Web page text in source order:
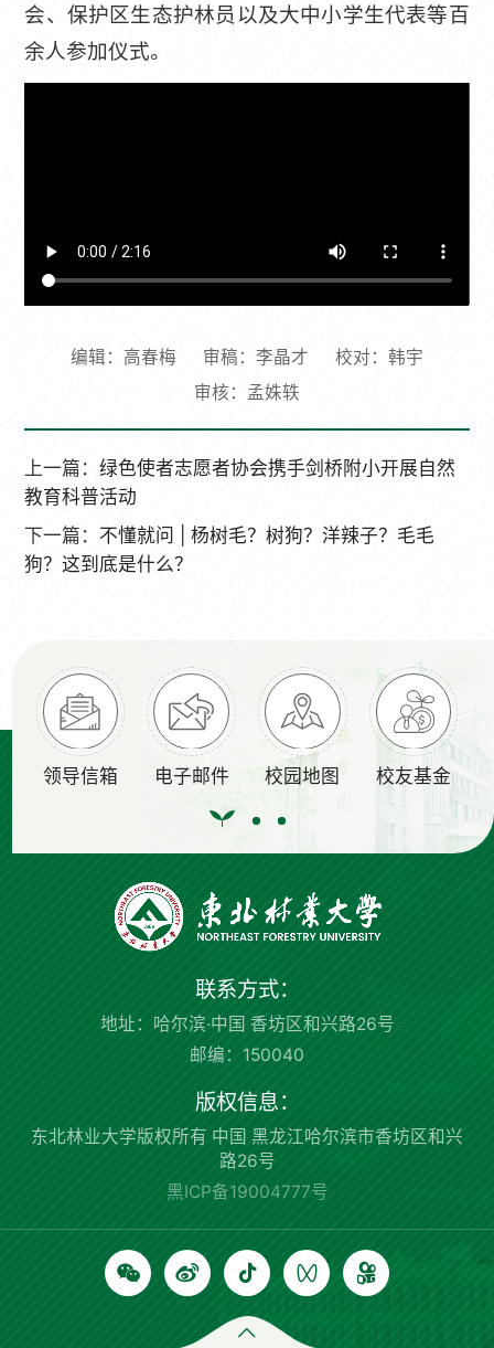
会、保护区生态护林员以及大中小学生代表等百
余人参加仪式。
编辑：高春梅 审稿：李晶才
校对：韩宇
审核：孟姝轶
上一篇：绿色使者志愿者协会携手剑桥附小开展自然
教育科普活动
下一篇： 不懂就问 | 杨树毛？树狗？洋辣子？毛毛
狗？这到底是什么？
电子邮件 校园地图 校友基金 信息公开
联系方式：
地址：哈尔滨·中国 香坊区和兴路26号
邮编：150040
版权信息：
东北林业大学版权所有 中国 黑龙江哈尔滨市香坊区和兴
路26号
黑ICP备19004777号